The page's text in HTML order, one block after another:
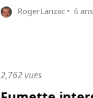
RogerLanzac • 6 ans
2,762 vues